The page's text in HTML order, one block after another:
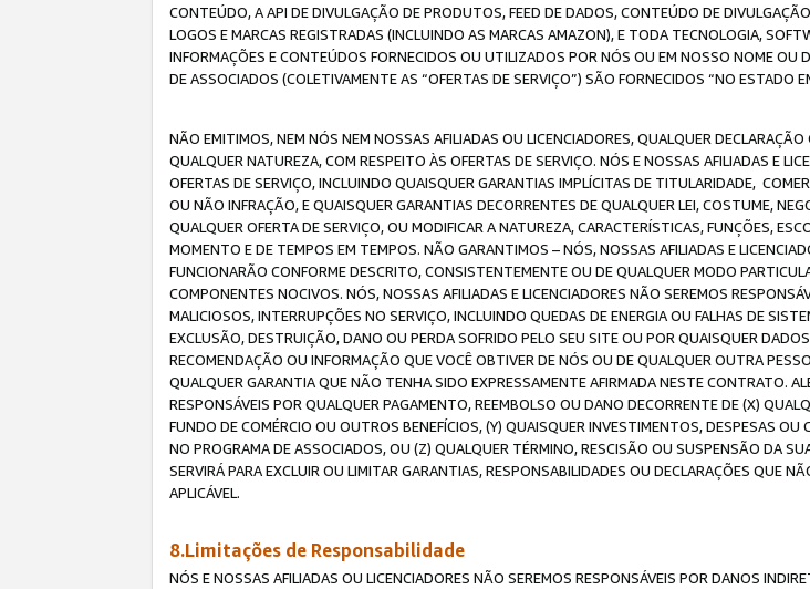
CONTEÚDO, A API DE DIVULGAÇÃO DE PRODUTOS, FEED DE DADOS, CONTEÚDO DE
LOGOS E MARCAS REGISTRADAS (INCLUINDO AS MARCAS AMAZON), E TODA TECNOLOGIA,
INFORMAÇÕES E CONTEÚDOS FORNECIDOS OU UTILIZADOS POR NÓS OU EM NOSSO NOME OU
DE ASSOCIADOS (COLETIVAMENTE AS “OFERTAS DE SERVIÇO”) SÃO FORNECIDOS “NO ESTADO
NÃO EMITIMOS, NEM NÓS NEM NOSSAS AFILIADAS OU LICENCIADORES, QUALQUER
QUALQUER NATUREZA, COM RESPEITO ÀS OFERTAS DE SERVIÇO. NÓS E NOSSAS AFILIADAS E
OFERTAS DE SERVIÇO, INCLUINDO QUAISQUER GARANTIAS IMPLÍCITAS DE TITULARIDADE,
OU NÃO INFRAÇÃO, E QUAISQUER GARANTIAS DECORRENTES DE QUALQUER LEI, COSTUME,
QUALQUER OFERTA DE SERVIÇO, OU MODIFICAR A NATUREZA, CARACTERÍSTICAS, FUNÇÕES,
MOMENTO E DE TEMPOS EM TEMPOS. NÃO GARANTIMOS – NÓS, NOSSAS AFILIADAS E
FUNCIONARÃO CONFORME DESCRITO, CONSISTENTEMENTE OU DE QUALQUER MODO
COMPONENTES NOCIVOS. NÓS, NOSSAS AFILIADAS E LICENCIADORES NÃO SEREMOS
MALICIOSOS, INTERRUPÇÕES NO SERVIÇO, INCLUINDO QUEDAS DE ENERGIA OU FALHAS DE
EXCLUSÃO, DESTRUIÇÃO, DANO OU PERDA SOFRIDO PELO SEU SITE OU POR QUAISQUER
RECOMENDAÇÃO OU INFORMAÇÃO QUE VOCÊ OBTIVER DE NÓS OU DE QUALQUER OUTRA
QUALQUER GARANTIA QUE NÃO TENHA SIDO EXPRESSAMENTE AFIRMADA NESTE CONTRATO.
RESPONSÁVEIS POR QUALQUER PAGAMENTO, REEMBOLSO OU DANO DECORRENTE DE (X)
FUNDO DE COMÉRCIO OU OUTROS BENEFÍCIOS, (Y) QUAISQUER INVESTIMENTOS, DESPESAS
NO PROGRAMA DE ASSOCIADOS, OU (Z) QUALQUER TÉRMINO, RESCISÃO OU SUSPENSÃO DA
SERVIRÁ PARA EXCLUIR OU LIMITAR GARANTIAS, RESPONSABILIDADES OU DECLARAÇÕES QUE
APLICÁVEL.
8.Limitações de Responsabilidade
NÓS E NOSSAS AFILIADAS OU LICENCIADORES NÃO SEREMOS RESPONSÁVEIS POR DANOS